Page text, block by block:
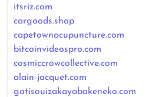
itsriz.com
cargoods.shop
capetownacupuncture.com
bitcoinvideospro.com
cosmiccrowcollective.com
alain-jacquet.com
gotisouizakayabakeneko.com